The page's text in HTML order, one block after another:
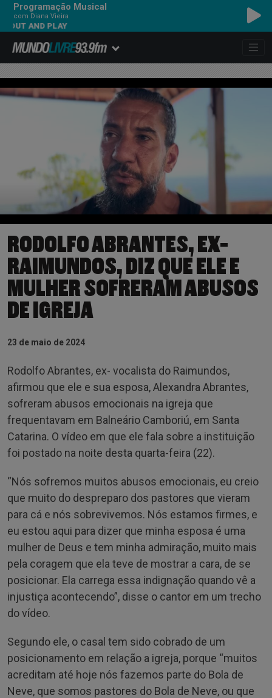
Programação Musical
com Diana Vieira
PLAY
RODOLFO ABRANTES, EX-
RAIMUNDOS, DIZ QUE ELE E
MULHER SOFRERAM ABUSOS
DE IGREJA
23 de maio de 2024
Rodolfo Abrantes, ex- vocalista do Raimundos,
afirmou que ele e sua esposa, Alexandra Abrantes,
sofreram abusos emocionais na igreja que
frequentavam em Balneário Camboriú, em Santa
Catarina. O vídeo em que ele fala sobre a instituição
foi postado na noite desta quarta-feira (22).
“Nós sofremos muitos abusos emocionais, eu creio
que muito do despreparo dos pastores que vieram
para cá e nós sobrevivemos. Nós estamos firmes, e
eu estou aqui para dizer que minha esposa é uma
mulher de Deus e tem minha admiração, muito mais
pela coragem que ela teve de mostrar a cara, de se
posicionar. Ela carrega essa indignação quando vê a
injustiça acontecendo”, disse o cantor em um trecho
do vídeo.
Segundo ele, o casal tem sido cobrado de um
posicionamento em relação a igreja, porque “muitos
acreditam até hoje nós fazemos parte do Bola de
Neve, que somos pastores do Bola de Neve, ou que